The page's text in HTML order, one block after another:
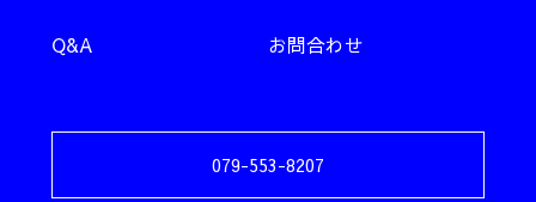
Q&A お問合わせ
079-553-8207